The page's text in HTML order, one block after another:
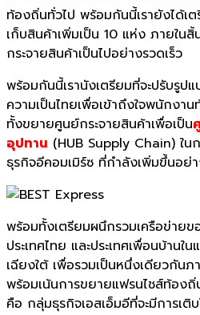
ท้องถิ่นทั่วไป พร้อมกันนี้เรายังได้เ
เก็บสินค้าเพิ่มเป็น 10 แห่ง ภายใน
กระจายสินค้าเป็นไปอย่างรวดเร็ว
พร้อมกันนี้เรานังเตรียมที่จะปรับรูป
ความเป็นไทยเพื่อเข้าถึงใจพนักงา
ทั้งขยายศูนย์กระจายสินค้าเพื่อเป็น
อุปทาน (HUB Supply Chain) ใน
ธุรกิจอีคอมเมิร์ซ ที่กำลังเพิ่มขึ้นอย่
พร้อมทั้งเตรียมผนึกรวมเครือข่ายข
ประเทศไทย และประเทศเพื่อนบ้าน
เฉียงใต้ เพื่อรวมเป็นหนึ่งเดียวกันภ
พร้อมเน้นการขยายแฟรนไชส์ท้อง
คือ กลุ่มธุรกิจเอสเอ็มอีที่จะมีการเติ